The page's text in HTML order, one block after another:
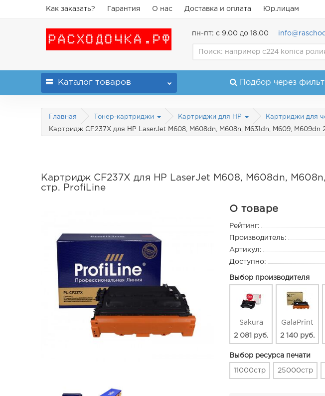
Как заказать? Гарантия О нас Доставка и оплата Юр.лицам
пн-пт: с 9.00 до 18.00
Каталог товаров Подбор через
Главная Тонер-картриджи Картриджи для HP Картриджи для
Картридж CF237X для HP LaserJet M608, M608dn, M608n, M631dn, M609, M609dn
Картридж CF237X для HP LaserJet M608, M608dn,
стр. ProfiLine
О товаре
Рейтинг:
Производитель:
Артикул:
Доступно:
Выбор производителя
Sakura
2 081 руб.
GalaPrint
2 140 руб.
Выбор ресурса печати
11000стр 25000стр